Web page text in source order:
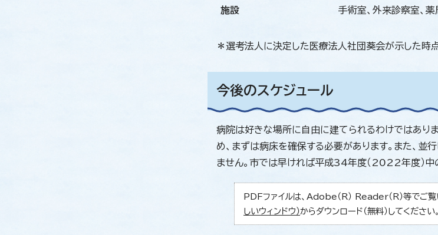
施設 手術室、外来診察室、薬
＊選考法人に決定した医療法人社団葵会が示した時
今後のスケジュール
病院は好きな場所に自由に建てられるわけではあり
め、まずは病床を確保する必要があります。また、
ません。市では早ければ平成34年度（2022年度）中
PDFファイルは、Adobe（R） Reader（R）等でご
しいウィンドウ）からダウンロード（無料）してください。